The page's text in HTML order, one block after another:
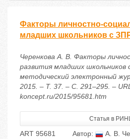
Факторы личностно-
младших школьников с
Черенкова А. В. Факторы
развития младших школьников
методический электронный
2015. – Т. 37. – С. 291–295. –
koncept.ru/2015/95681.htm
Статья в
ART 95681 Автор:
А. В.